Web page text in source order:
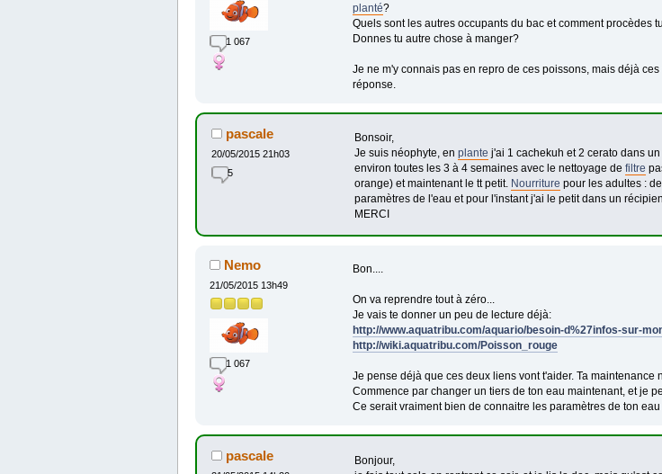
1 067
planté?
Quels sont les autres occupants du bac et comment procèdes
Donnes tu autre chose à manger?
Je ne m'y connais pas en repro de ces poissons, mais déjà
réponse.
pascale
20/05/2015 21h03
5
Bonsoir,
Je suis néophyte, en plante j'ai 1 cachekuh et 2 cerato dans
environ toutes les 3 à 4 semaines avec le nettoyage de filtre
orange) et maintenant le tt petit. Nourriture pour les adultes :
paramètres de l'eau et pour l'instant j'ai le petit dans un
MERCI
Nemo
21/05/2015 13h49
1 067
Bon....
On va reprendre tout à zéro...
Je vais te donner un peu de lecture déjà:
http://www.aquatribu.com/aquario/besoin-d%27infos-sur-
http://wiki.aquatribu.com/Poisson_rouge
Je pense déjà que ces deux liens vont t'aider. Ta maintenance
Commence par changer un tiers de ton eau maintenant, et je
Ce serait vraiment bien de connaitre les paramètres de ton
pascale
Bonjour,